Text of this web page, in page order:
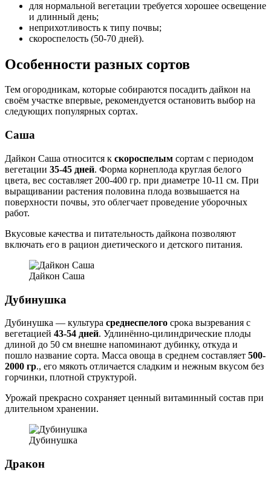
для нормальной вегетации требуется хорошее освещение
и длинный день;
неприхотливость к типу почвы;
скороспелость (50-70 дней).
Особенности разных сортов
Тем огородникам, которые собираются посадить дайкон на
своём участке впервые, рекомендуется остановить выбор на
следующих популярных сортах.
Саша
Дайкон Саша относится к скороспелым сортам с периодом
вегетации 35-45 дней. Форма корнеплода круглая белого
цвета, вес составляет 200-400 гр. при диаметре 10-11 см. При
выращивании растения половина плода возвышается на
поверхности почвы, это облегчает проведение уборочных
работ.
Вкусовые качества и питательность дайкона позволяют
включать его в рацион диетического и детского питания.
Дайкон Саша
Дубинушка
Дубинушка — культура среднеспелого срока вызревания с
вегетацией 43-54 дней. Удлинённо-цилиндрические плоды
длиной до 50 см внешне напоминают дубинку, откуда и
пошло название сорта. Масса овоща в среднем составляет 500-
2000 гр., его мякоть отличается сладким и нежным вкусом без
горчинки, плотной структурой.
Урожай прекрасно сохраняет ценный витаминный состав при
длительном хранении.
Дубинушка
Дракон